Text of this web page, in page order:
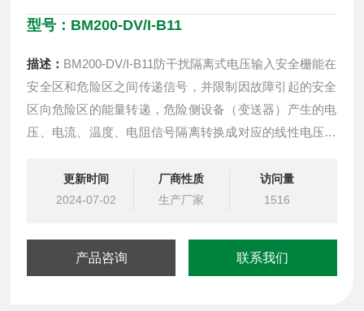
型号：BM200-DV/I-B11
描述： BM200-DV/I-B11防干扰隔离式电压输入安全栅能在
安全区和危险区之间传递信号，并限制因故障引起的安全
区向危险区的能量转递，危险侧设备（变送器）产生的电
压、电流、温度、电阻信号隔离转换成对应的线性电压、
电源三隔离。可用在电流源、二线制、三线制变送器设
更新时间
2024-07-02
厂商性质
生产厂家
访问量
1516
产品咨询 联系我们